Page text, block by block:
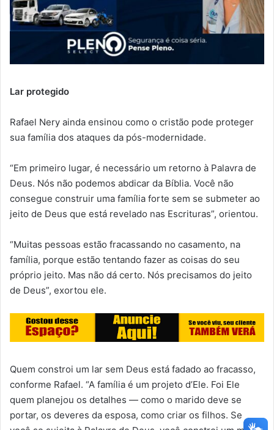
Lar protegido
Rafael Nery ainda ensinou como o cristão pode proteger
sua família dos ataques da pós-modernidade.
“Em primeiro lugar, é necessário um retorno à Palavra de
Deus. Nós não podemos abdicar da Bíblia. Você não
consegue construir uma família forte sem se submeter ao
jeito de Deus que está revelado nas Escrituras”, orientou.
“Muitas pessoas estão fracassando no casamento, na
família, porque estão tentando fazer as coisas do seu
próprio jeito. Mas não dá certo. Nós precisamos do jeito
de Deus”, exortou ele.
Quem constroi um lar sem Deus está fadado ao fracasso,
conforme Rafael. “A família é um projeto d’Ele. Foi Ele
quem planejou os detalhes — como o marido deve se
portar, os deveres da esposa, como criar os filhos. Se